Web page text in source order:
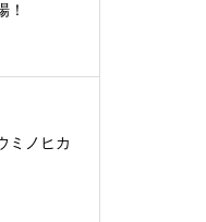
体験記 part 1
！
ミノヒカ
part 1-
わやかな